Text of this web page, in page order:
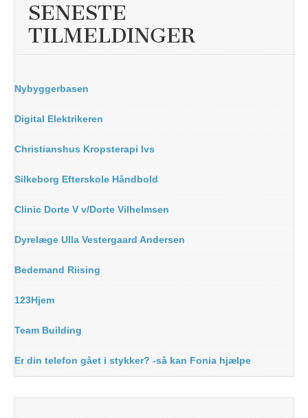
SENESTE
TILMELDINGER
Nybyggerbasen
Digital Elektrikeren
Christianshus Kropsterapi Ivs
Silkeborg Efterskole Håndbold
Clinic Dorte V v/Dorte Vilhelmsen
Dyrelæge Ulla Vestergaard Andersen
Bedemand Riising
123Hjem
Team Building
Er din telefon gået i stykker? -så kan Fonia hjælpe